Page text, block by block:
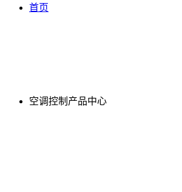
首页
空调控制产品中心